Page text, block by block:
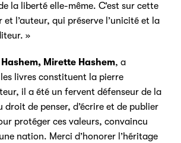
la liberté elle-même. C’est sur cette
l’auteur, qui préserve l’unicité et la
»
Mirette Hashem, a
livres constituent la pierre
il a été un fervent défenseur de la
droit de penser, d’écrire et de publier
protéger ces valeurs, convaincu
nation. Merci d’honorer l’héritage